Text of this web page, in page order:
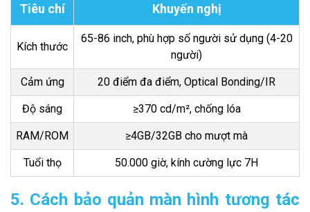
Tiêu chí Khuyến nghị
Kích thước
65-86 inch, phù hợp số người sử dụng (4-20
người)
Cảm ứng 20 điểm đa điểm, Optical Bonding/IR
Độ sáng ≥370 cd/m², chống lóa
RAM/ROM ≥4GB/32GB cho mượt mà
Tuổi thọ 50.000 giờ, kính cường lực 7H
5. Cách bảo quản màn hình tương tác